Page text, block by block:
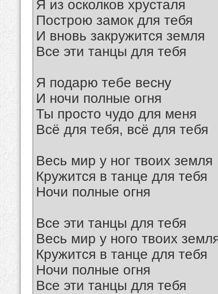
Я из осколков хрусталя
Построю замок для тебя
И вновь закружится земля
Все эти танцы для тебя
Я подарю тебе весну
И ночи полные огня
Ты просто чудо для меня
Всё для тебя, всё для тебя
Весь мир у ног твоих земля
Кружится в танце для тебя
Ночи полные огня
Все эти танцы для тебя
Весь мир у ного твоих
Кружится в танце для тебя
Ночи полные огня
Все эти танцы для тебя